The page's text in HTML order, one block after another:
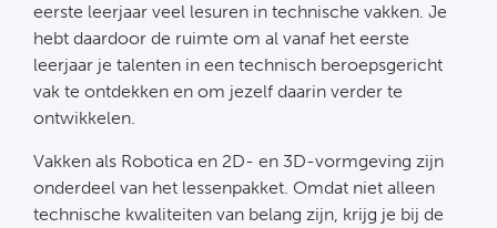
eerste leerjaar veel lesuren in technische vakken. Je
hebt daardoor de ruimte om al vanaf het eerste
leerjaar je talenten in een technisch beroepsgericht
vak te ontdekken en om jezelf daarin verder te
ontwikkelen.
Vakken als Robotica en 2D- en 3D-vormgeving zijn
onderdeel van het lessenpakket. Omdat niet alleen
technische kwaliteiten van belang zijn, krijg je bij de